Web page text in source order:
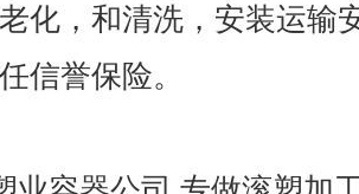
化，和清洗，安装运输
信誉保险。